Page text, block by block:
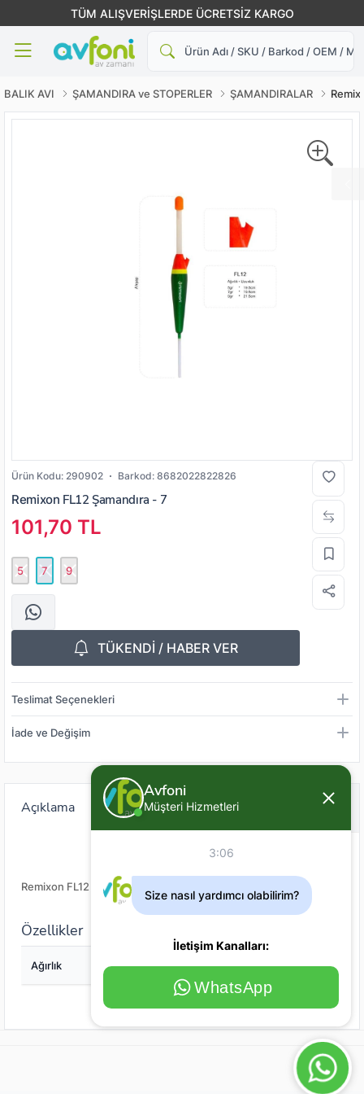
TÜM ALIŞVERİŞLERDE ÜCRETSİZ KARGO
BALIK AVI ŞAMANDIRA ve STOPERLER ŞAMANDIRALAR
Ürün Kodu: 290902 Barkod: 8682022822826
Remixon FL12 Şamandıra - 7
101,70 TL
5 7 9
TÜKENDİ / HABER VER
Teslimat Seçenekleri
İade ve Değişim
Açıklama Değerlendirme (0)
Remixon FL12 Şamandıra
Özellikler
Ağırlık 7
Avfoni
Müşteri Hizmetleri
3:06
Size nasıl yardımcı olabilirim?
İletişim Kanalları:
WhatsApp